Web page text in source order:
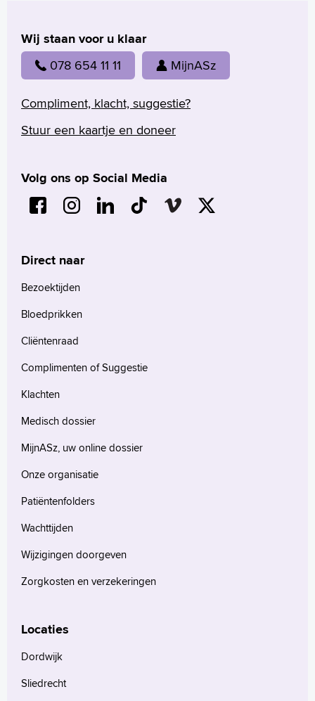
Wij staan voor u klaar
078 654 11 11 MijnASz
Compliment, klacht, suggestie?
Stuur een kaartje en doneer
Volg ons op Social Media
Direct naar
Bezoektijden
Bloedprikken
Cliëntenraad
Complimenten of Suggestie
Klachten
Medisch dossier
MijnASz, uw online dossier
Onze organisatie
Patiëntenfolders
Wachttijden
Wijzigingen doorgeven
Zorgkosten en verzekeringen
Locaties
Dordwijk
Sliedrecht